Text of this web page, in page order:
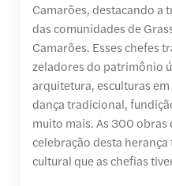
Camarões, destacando a
das comunidades de
Camarões. Esses chefes
zeladores do patrimônio
arquitetura, esculturas
dança tradicional,
muito mais. As 300 obras
celebração desta
cultural que as chefias